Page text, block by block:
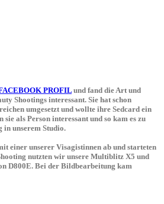
PROFIL und fand die Art und
Shootings interessant. Sie hat schon
umgesetzt und wollte ihre Sedcard ein
als Person interessant und so kam es zu
in unserem Studio.
einer unserer Visagistinnen ab und starteten
nutzten wir unsere Multiblitz X5 und
D800E. Bei der Bildbearbeitung kam